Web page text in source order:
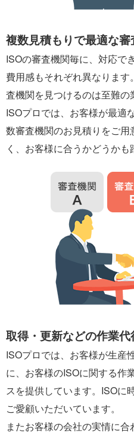
複数見積もりで最適な
ISOの審査機関毎に、対応で
費用感もそれぞれ異なりま
査機関を見つけるのは至難の
ISOプロでは、お客様が最適
数審査機関のお見積りをご
く、お客様に合うかどうかも
取得・更新などの作業
ISOプロでは、お客様が生産
に、お客様のISOに関する作
スを提供しています。ISOに
ご愛顧いただいています。
またお客様の会社の実情に